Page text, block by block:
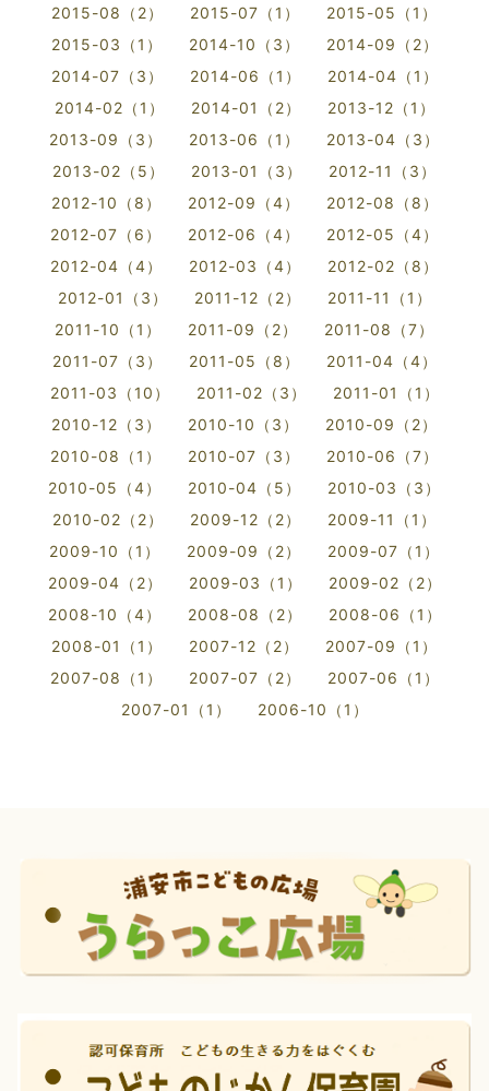
2015-08（2）
2015-07（1）
2015-05（1）
2015-03（1）
2014-10（3）
2014-09（2）
2014-07（3）
2014-06（1）
2014-04（1）
2014-02（1）
2014-01（2）
2013-12（1）
2013-09（3）
2013-06（1）
2013-04（3）
2013-02（5）
2013-01（3）
2012-11（3）
2012-10（8）
2012-09（4）
2012-08（8）
2012-07（6）
2012-06（4）
2012-05（4）
2012-04（4）
2012-03（4）
2012-02（8）
2012-01（3）
2011-12（2）
2011-11（1）
2011-10（1）
2011-09（2）
2011-08（7）
2011-07（3）
2011-05（8）
2011-04（4）
2011-03（10）
2011-02（3）
2011-01（1）
2010-12（3）
2010-10（3）
2010-09（2）
2010-08（1）
2010-07（3）
2010-06（7）
2010-05（4）
2010-04（5）
2010-03（3）
2010-02（2）
2009-12（2）
2009-11（1）
2009-10（1）
2009-09（2）
2009-07（1）
2009-04（2）
2009-03（1）
2009-02（2）
2008-10（4）
2008-08（2）
2008-06（1）
2008-01（1）
2007-12（2）
2007-09（1）
2007-08（1）
2007-07（2）
2007-06（1）
2007-01（1）
2006-10（1）